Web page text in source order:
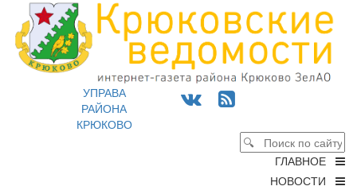
УПРАВА
РАЙОНА
КРЮКОВО
ГЛАВНОЕ
НОВОСТИ